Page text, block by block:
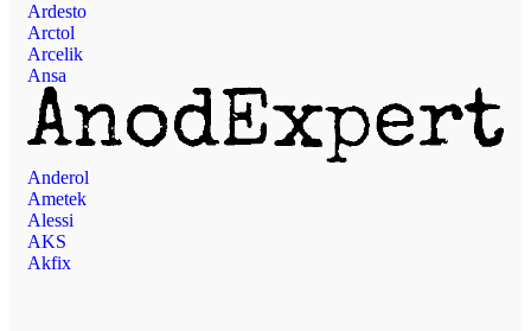
Ardesto
Arctol
Arcelik
Ansa
Anderol
Ametek
Alessi
AKS
Akfix